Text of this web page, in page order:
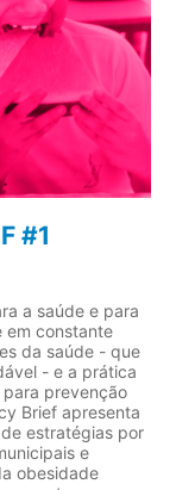
#1
a saúde e para
em constante
da saúde - que
- e a prática
prevenção
Brief apresenta
estratégias por
e
obesidade